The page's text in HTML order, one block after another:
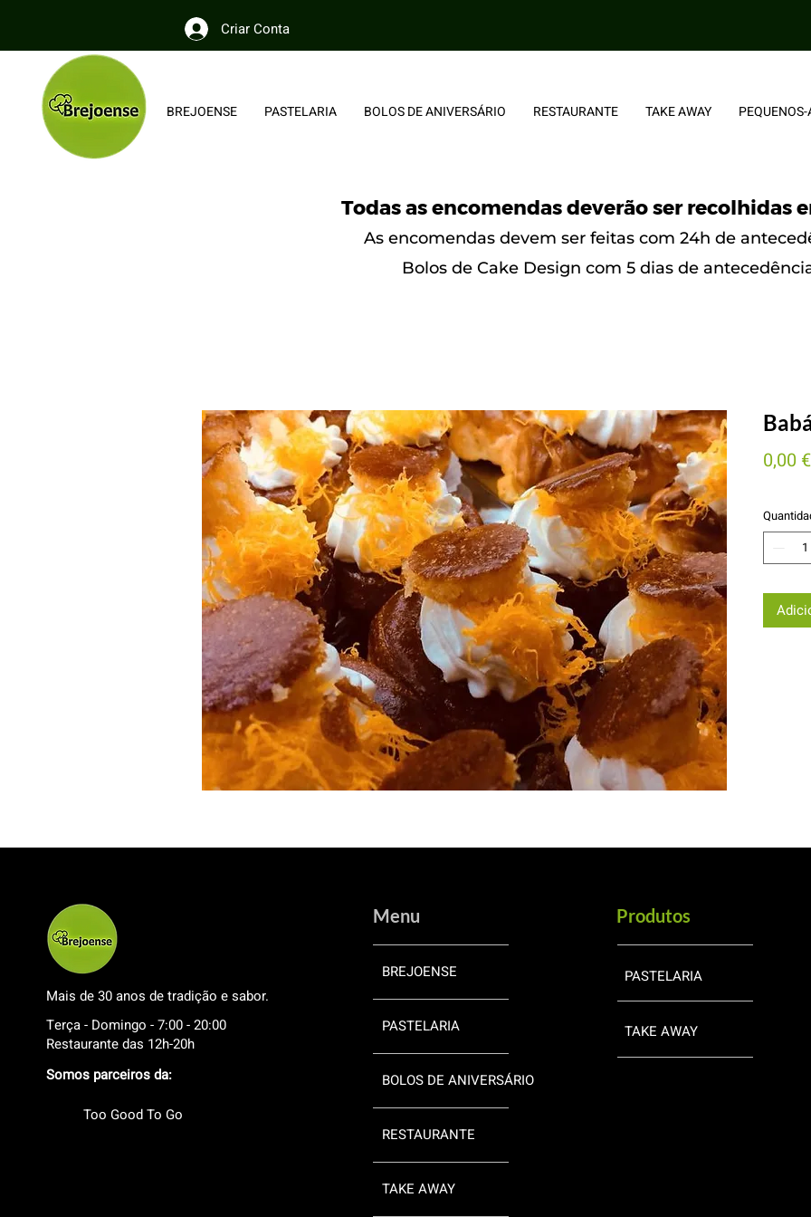
Criar Conta
BREJOENSE PASTELARIA BOLOS DE ANIVERSÁRIO RESTAURANTE TAKE AWAY
Todas as encomendas deverão ser recolhidas
As encomendas devem ser feitas com 24h de
Bolos de Cake Design com 5 dias de
0,00 €
Mais de 30 anos de tradição e sabor.
Terça - Domingo - 7:00 - 20:00
Restaurante das 12h-20h
Somos parceiros da:
Too Good To Go
Menu
BREJOENSE
PASTELARIA
BOLOS DE ANIVERSÁRIO
RESTAURANTE
TAKE AWAY
Produtos
PASTELARIA
TAKE AWAY